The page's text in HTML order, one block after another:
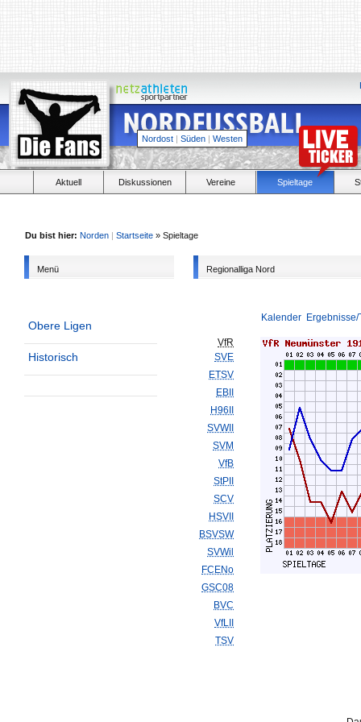
Nordost | Süden | Westen
Aktuell Diskussionen Vereine Spieltage
Du bist hier: Norden | Startseite » Spieltage
Menü
Obere Ligen
Historisch
Regionalliga Nord
Kalender
VfR
SVE
ETSV
EBII
H96II
SVWII
SVM
VfB
StPII
SCV
HSVII
BSVSW
SVWil
FCENo
GSC08
BVC
VfLII
TSV